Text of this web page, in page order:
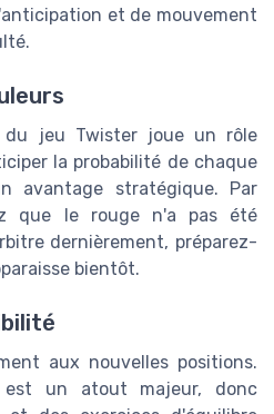
et de mouvement
jeu Twister joue un rôle
la probabilité de chaque
avantage stratégique. Par
que le rouge n'a pas été
dernièrement, préparez-
bientôt.
aux nouvelles positions.
est un atout majeur, donc